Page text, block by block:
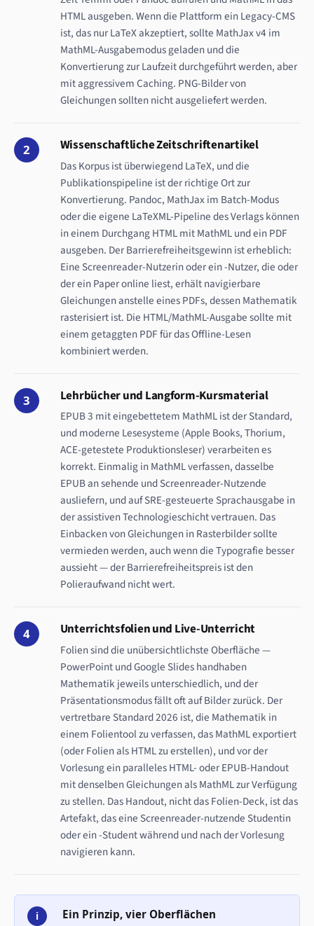
HTML ausgeben. Wenn die Plattform ein Legacy-CMS
ist, das nur LaTeX akzeptiert, sollte MathJax v4 im
MathML-Ausgabemodus geladen und die
Konvertierung zur Laufzeit durchgeführt werden, aber
mit aggressivem Caching. PNG-Bilder von
Gleichungen sollten nicht ausgeliefert werden.
2 Wissenschaftliche Zeitschriftenartikel
Das Korpus ist überwiegend LaTeX, und die
Publikationspipeline ist der richtige Ort zur
Konvertierung. Pandoc, MathJax im Batch-Modus
oder die eigene LaTeXML-Pipeline des Verlags können
in einem Durchgang HTML mit MathML und ein PDF
ausgeben. Der Barrierefreiheitsgewinn ist erheblich:
Eine Screenreader-Nutzerin oder ein -Nutzer, die oder
der ein Paper online liest, erhält navigierbare
Gleichungen anstelle eines PDFs, dessen Mathematik
rasterisiert ist. Die HTML/MathML-Ausgabe sollte mit
einem getaggten PDF für das Offline-Lesen
kombiniert werden.
3 Lehrbücher und Langform-Kursmaterial
EPUB 3 mit eingebettetem MathML ist der Standard,
und moderne Lesesysteme (Apple Books, Thorium,
ACE-getestete Produktionsleser) verarbeiten es
korrekt. Einmalig in MathML verfassen, dasselbe
EPUB an sehende und Screenreader-Nutzende
ausliefern, und auf SRE-gesteuerte Sprachausgabe in
der assistiven Technologieschicht vertrauen. Das
Einbacken von Gleichungen in Rasterbilder sollte
vermieden werden, auch wenn die Typografie besser
aussieht — der Barrierefreiheitspreis ist den
Polieraufwand nicht wert.
4 Unterrichtsfolien und Live-Unterricht
Folien sind die unübersichtlichste Oberfläche —
PowerPoint und Google Slides handhaben
Mathematik jeweils unterschiedlich, und der
Präsentationsmodus fällt oft auf Bilder zurück. Der
vertretbare Standard 2026 ist, die Mathematik in
einem Folientool zu verfassen, das MathML exportiert
(oder Folien als HTML zu erstellen), und vor der
Vorlesung ein paralleles HTML- oder EPUB-Handout
mit denselben Gleichungen als MathML zur Verfügung
zu stellen. Das Handout, nicht das Folien-Deck, ist das
Artefakt, das eine Screenreader-nutzende Studentin
oder ein -Student während und nach der Vorlesung
navigieren kann.
i Ein Prinzip, vier Oberflächen